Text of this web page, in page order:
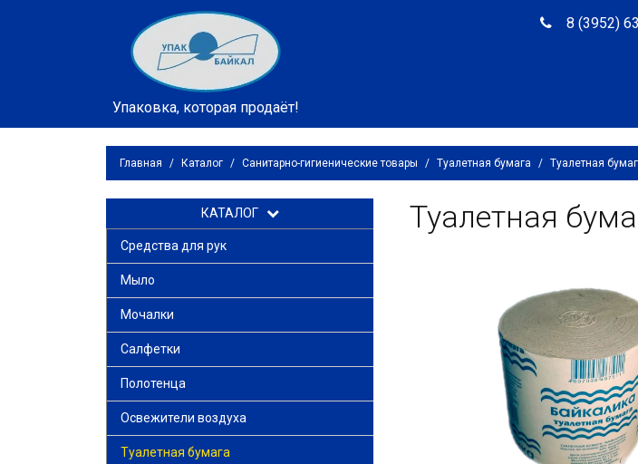
Упаковка, которая продаёт!
8 (3952)
Главная / Каталог / Санитарно-гигиенические товары / Туалетная бумага / Туалетная
КАТАЛОГ
Средства для рук
Мыло
Мочалки
Салфетки
Полотенца
Освежители воздуха
Туалетная бумага
Туалетная